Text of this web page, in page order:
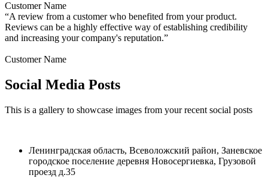
Customer Name
“A review from a customer who benefited from your product.
Reviews can be a highly effective way of establishing credibility
and increasing your company's reputation.”
Customer Name
Social Media Posts
This is a gallery to showcase images from your recent social posts
Ленинградская область, Всеволожский район, Заневское
городское поселение деревня Новосергиевка, Грузовой
проезд д.35